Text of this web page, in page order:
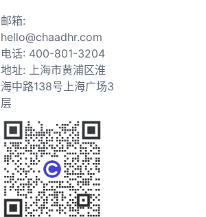
邮箱:
hello@chaadhr.com
电话: 400-801-3204
地址: 上海市黄浦区淮
海中路138号上海广场3
层